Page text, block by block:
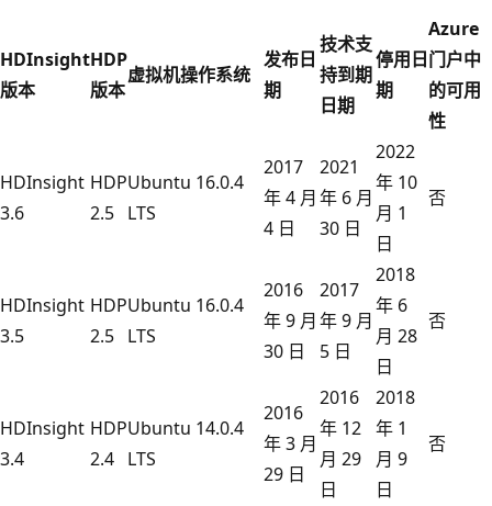
HDInsight
版本
HDP
版本
虚拟机操作系统
发布日
期
技术支
持到期
日期
停用日
期
Azure
门户中
的可用
性
HDInsight
3.6
HDP
2.5
Ubuntu 16.0.4
LTS
2017
年 4 月
4 日
2021
年 6 月
30 日
2022
年 10
月 1
日
否
HDInsight
3.5
HDP
2.5
Ubuntu 16.0.4
LTS
2016
年 9 月
30 日
2017
年 9 月
5 日
2018
年 6
月 28
日
否
HDInsight
3.4
HDP
2.4
Ubuntu 14.0.4
LTS
2016
年 3 月
29 日
2016
年 12
月 29
日
2018
年 1
月 9
日
否